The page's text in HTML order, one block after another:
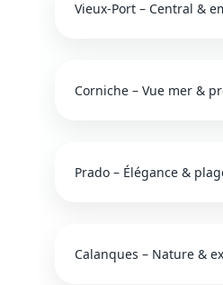
Vieux-Port – Central &
Corniche – Vue mer &
Prado – Élégance &
Calanques – Nature &